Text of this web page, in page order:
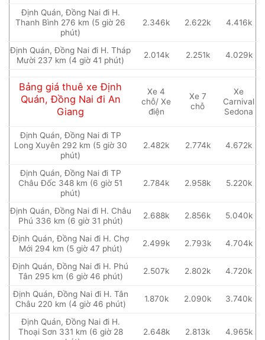
Định Quán, Đồng Nai đi H.
Thanh Bình 276 km (5 giờ 26
phút)
2.346k 2.622k 4.416k
Định Quán, Đồng Nai đi H. Tháp
Mười 237 km (4 giờ 41 phút)
2.014k 2.251k 4.029k
Bảng giá thuê xe Định
Quán, Đồng Nai đi An
Giang
Xe 4
chỗ/ Xe
điện
Xe 7
chỗ
Xe
Carnival
Sedona
Định Quán, Đồng Nai đi TP
Long Xuyên 292 km (5 giờ 30
phút)
2.482k 2.774k 4.672k
Định Quán, Đồng Nai đi TP
Châu Đốc 348 km (6 giờ 51
phút)
2.784k 2.958k 5.220k
Định Quán, Đồng Nai đi H. Châu
Phú 336 km (6 giờ 31 phút)
2.688k 2.856k 5.040k
Định Quán, Đồng Nai đi H. Chợ
Mới 294 km (5 giờ 47 phút)
2.499k 2.793k 4.704k
Định Quán, Đồng Nai đi H. Phú
Tân 295 km (6 giờ 46 phút)
2.507k 2.802k 4.720k
Định Quán, Đồng Nai đi H. Tân
Châu 220 km (4 giờ 46 phút)
1.870k 2.090k 3.740k
Định Quán, Đồng Nai đi H.
Thoại Sơn 331 km (6 giờ 28
2.648k 2.813k 4.965k